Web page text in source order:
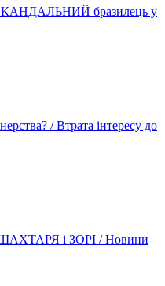
бразилець у
/ Втрата інтересу до
ШАХТАРЯ і ЗОРІ / Новини